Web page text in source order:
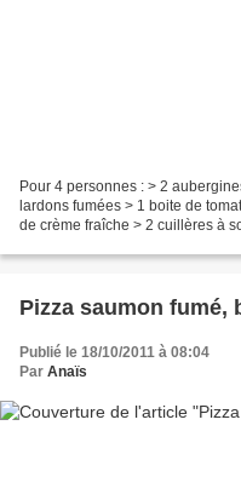
Pour 4 personnes : > 2
lardons fumées > 1 boite de
de crème fraîche > 2 cuillères à
Pizza saumon fumé,
Publié le 18/10/2011 à 08:04
Par Anaïs